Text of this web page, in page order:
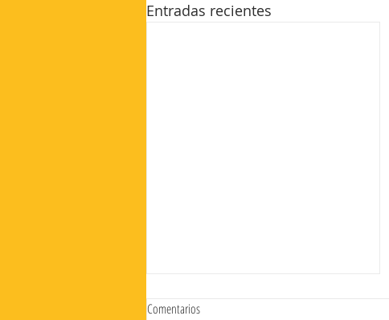
Entradas recientes
Comentarios